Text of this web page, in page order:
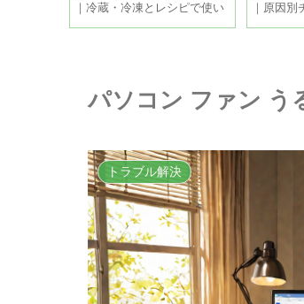
｜冷蔵・冷凍とレシピで使い
きるコツ
｜原因
きる直し
パソコン ファン う
トラブル解決